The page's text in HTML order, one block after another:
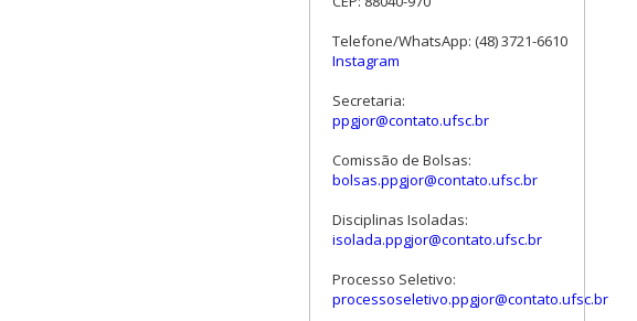
Telefone/WhatsApp: (48) 3721-6610
Instagram
Secretaria:
ppgjor@contato.ufsc.br
Comissão de Bolsas:
bolsas.ppgjor@contato.ufsc.br
Disciplinas Isoladas:
isolada.ppgjor@contato.ufsc.br
Processo Seletivo:
processoseletivo.ppgjor@contato.ufsc.br